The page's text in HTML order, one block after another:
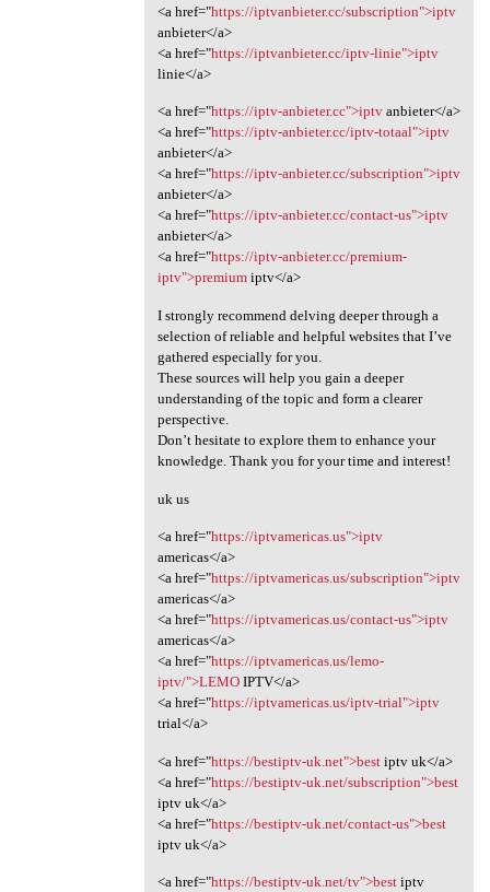
<a href="https://iptvanbieter.cc/subscription">iptv
anbieter</a>
<a href="https://iptvanbieter.cc/iptv-linie">iptv
linie</a>
<a href="https://iptv-anbieter.cc">iptvanbieter</a>
<a href="https://iptv-anbieter.cc/iptv-totaal">iptv
anbieter</a>
<a href="https://iptv-anbieter.cc/subscription">iptv
anbieter</a>
<a href="https://iptv-anbieter.cc/contact-us">iptv
anbieter</a>
<a href="https://iptv-anbieter.cc/premium-
iptv">premiumiptv</a>
I strongly recommend delving deeper through a
selection of reliable and helpful websites that I’ve
gathered especially for you.
These sources will help you gain a deeper
understanding of the topic and form a clearer
perspective.
Don’t hesitate to explore them to enhance your
knowledge. Thank you for your time and interest!
uk us
<a href="https://iptvamericas.us">iptv
americas</a>
<a href="https://iptvamericas.us/subscription">iptv
americas</a>
<a href="https://iptvamericas.us/contact-us">iptv
americas</a>
<a href="https://iptvamericas.us/lemo-
iptv/">LEMOIPTV</a>
<a href="https://iptvamericas.us/iptv-trial">iptv
trial</a>
<a href="https://bestiptv-uk.net">bestiptv uk</a>
<a href="https://bestiptv-uk.net/subscription">best
iptv uk</a>
<a href="https://bestiptv-uk.net/contact-us">best
iptv uk</a>
<a href="https://bestiptv-uk.net/tv">bestiptv